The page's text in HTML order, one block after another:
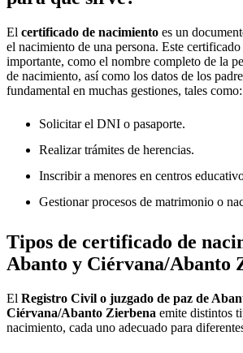
El certificado de nacimiento es un
el nacimiento de una persona. Este
importante, como el nombre completo de la
de nacimiento, así como los datos de los
fundamental en muchas gestiones, tales como:
Solicitar el DNI o pasaporte.
Realizar trámites de herencias.
Inscribir a menores en centros
Gestionar procesos de matrimonio o
Tipos de certificado de
Abanto y Ciérvana/Abanto
El Registro Civil o juzgado de paz de
Ciérvana/Abanto Zierbena emite distintos
nacimiento, cada uno adecuado para